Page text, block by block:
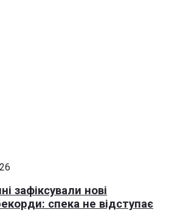
зафіксували нові
спека не відступає